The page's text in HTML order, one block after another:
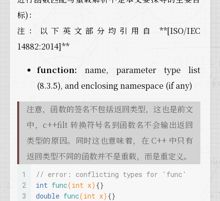
标)：
注：以下英文部分均引用自 **[ISO/IEC
14882:2014]**
function: name, parameter type list
(8.3.5), and enclosing namespace (if any)
注意，函数的签名不包括返回类型，这也是前文
中，c++filt 转换符号名到函数名不会输出返回
类型的原因。同时这也意味着，在 C++ 中只有
返回类型不同的函数并不是重载，而是重定义。
1
2
3
// error: conflicting types for 'func'
int func(int x) {}
double func(int x) {}